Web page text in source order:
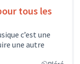
tous les
c’est une
une autre